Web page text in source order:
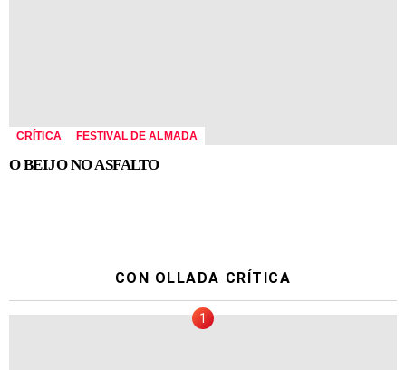
CRÍTICA FESTIVAL DE ALMADA
O BEIJO NO ASFALTO
CON OLLADA CRÍTICA